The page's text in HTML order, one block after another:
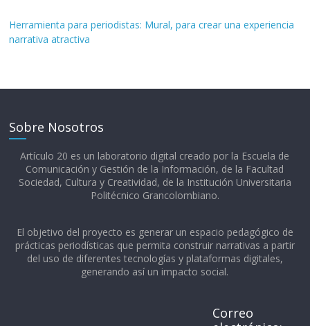
Herramienta para periodistas: Mural, para crear una experiencia
narrativa atractiva
Sobre Nosotros
Artículo 20 es un laboratorio digital creado por la Escuela de
Comunicación y Gestión de la Información, de la Facultad
Sociedad, Cultura y Creatividad, de la Institución Universitaria
Politécnico Grancolombiano.​
El objetivo del proyecto es generar un espacio pedagógico de
prácticas periodísticas que permita construir narrativas a partir
del uso de diferentes tecnologías y plataformas digitales,
generando así un impacto social.
Correo